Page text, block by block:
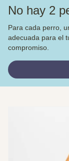
No hay 2
Para cada perro,
adecuada para el
compromiso.